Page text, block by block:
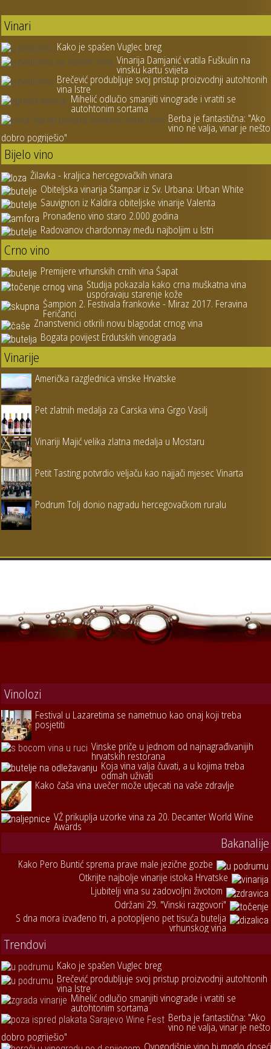
Vinari
Kako je spašen Vuglec breg
Vinarija Damjanić vratila Fuškulin na
vinsku kartu svijeta
Brečević produbljuje svoj pristup proizvodnji autohtonih
vina Istre
Mihelić odlučio smanjiti vinograde i vratiti se
autohtonim sortama
Berba je fantastična: "Ako
vino ne valja, vinar je nešto
dobro pogriješio"
Bijelo vino
Žilavka - kraljica hercegovačkih vinara
Obiteljska vinarija Štampar iz Sv. Urbana: Urban White
Sauvignon iz Kaldira obiteljske vinarije Valenta
Pronađeno vino staro 2.000 godina
Radovanov chardonnay među najboljim u Istri
Crno vino
Premijere vrhunskih crnih vina Šapat
Studija pokazala kako crna muškatna vina
usporavaju starenje kože
Šampion 2. Festivala frankovke - Miraz 2017. Feravina
Feričanci
Znanstvenici otkrili novu blagodat crnog vina
Bogata povijest Erdutskih vinograda
Vinarije
Američka razglednica vinske Hrvatske
Pet zlatnih medalja za Carska vina Grgo Vasilj
Vinariji Majić velika zlatna medalja u Mostaru
Petit Tasting potvrdio veljaču kao najjači mjesec Vinarta
Podrum Tolj donio nagradu hercegovačkom ruralu
Vinolozi
Festival u Lazaretima se nametnuo kao onaj koji treba
posjetiti
Vinske priče u jednom od najnagrađivanijih
hrvatskih restorana
Koja vina valja čuvati, a u kojima treba
odmah uživati
Kako čaša vina uvečer može utjecati na vaše zdravlje
VŽ prikuplja uzorke vina za 20. Decanter World Wine
Awards
Bakanalije
Kako Pero Buntić sprema prave male jezične gozbe
Otkrijte najbolje vinarije istoka Hrvatske
Ljubitelji vina su zadovoljni životom
Održani 29. "Vinski razgovori"
S dna mora izvađeno tri, a potopljeno pet tisuća butelja
vrhunskog vina
Trendovi
Kako je spašen Vuglec breg
Brečević produbljuje svoj pristup proizvodnji autohtonih
vina Istre
Mihelić odlučio smanjiti vinograde i vratiti se
autohtonim sortama
Berba je fantastična: "Ako
vino ne valja, vinar je nešto
dobro pogriješio"